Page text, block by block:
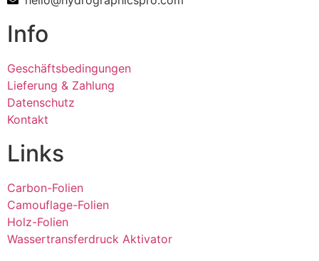
Info
Geschäftsbedingungen
Lieferung & Zahlung
Datenschutz
Kontakt
Links
Carbon-Folien
Camouflage-Folien
Holz-Folien
Wassertransferdruck Aktivator